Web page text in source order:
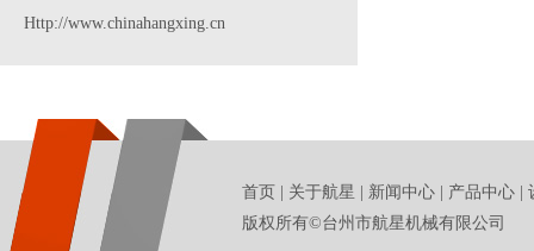
Http://www.chinahangxing.cn
首页 关于航星 新闻中心 产品中心
版权所有©台州市航星机械有限